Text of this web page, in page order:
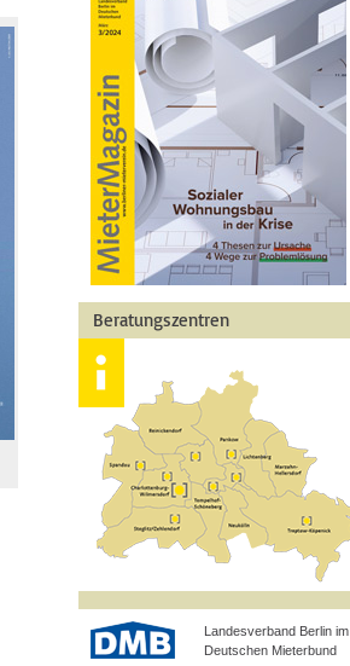
Beratungszentren
Landesverband Berlin im
Deutschen Mieterbund